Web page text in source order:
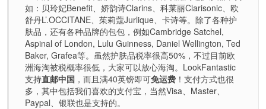
如：贝玲妃Benefit、娇韵诗Clarins、科莱丽Clarisonic、欧
舒丹L’.OCCITANE、茱莉蔻Jurlique、卡诗等。除了各种护
肤品，还有各种品牌的包包，例如Cambridge Satchel,
Aspinal of London, Lulu Guinness, Daniel Wellington, Ted
Baker, Grafea等。虽然护肤品税率很高50%，不过目前欧
洲海淘被税概率很低，大家可以放心海淘。LookFantastic
支持直邮中国 ，而且满40英镑即可免运费 ！支付方式也很
多，其中包括我们喜欢的支付宝，当然Visa、Master、
Paypal、银联也是支持的。